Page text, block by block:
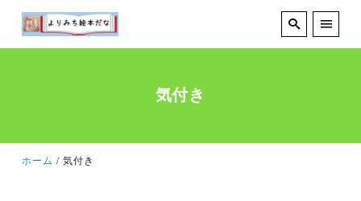
気付き
ホーム 気付き